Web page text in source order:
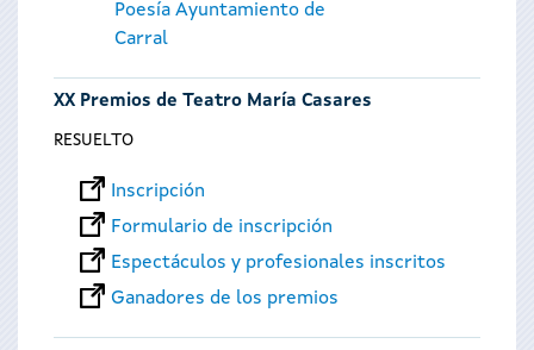
Poesía Ayuntamiento de
Carral
XX Premios de Teatro María Casares
RESUELTO
Inscripción
Formulario de inscripción
Espectáculos y profesionales inscritos
Ganadores de los premios